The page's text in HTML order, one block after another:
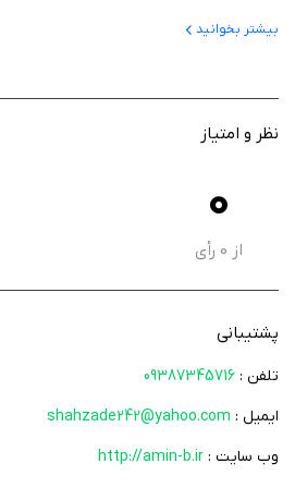
آموزش روزانه: ۵ واژه جدید در روز با فونتیک، معانی انگلیسی و فارسی، و مثال‌های کاربردی.
سیستم فلش‌کارت لایتنر: برای یادگیری
تصاویر مرتبط: کمک به ارتباط بصری با
بیشتر بخوانید
نظر و امتیاز
0
از 0 رأی
پشتیبانی
تلفن : 09387345716
ایمیل : shahzade242@yahoo.com
وب سایت : http://amin-b.ir